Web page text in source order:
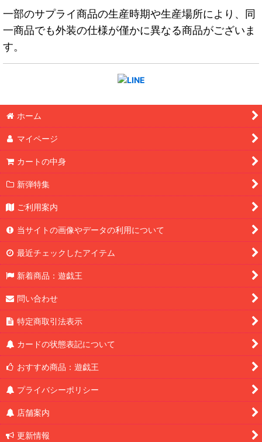
一部のサプライ商品の生産時期や生産場所により、同
一商品でも外装の仕様が僅かに異なる商品がございま
す。
ホーム
マイページ
カートの中身
新弾特集
ご利用案内
当サイトの画像やデータの利用について
最近チェックしたアイテム
新着商品：遊戯王
問い合わせ
特定商取引法表示
カードの状態表記について
おすすめ商品：遊戯王
プライバシーポリシー
店舗案内
更新情報